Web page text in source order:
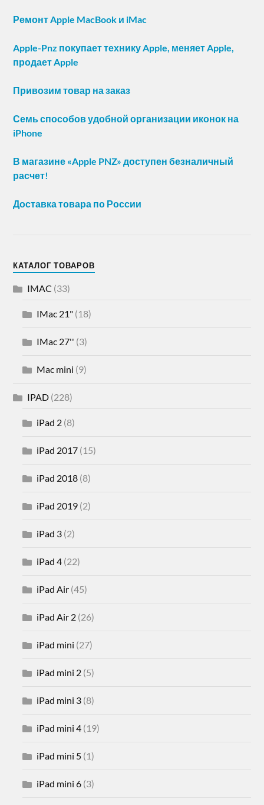
Ремонт Apple MacBook и iMac
Apple-Pnz покупает технику Apple, меняет Apple,
продает Apple
Привозим товар на заказ
Семь способов удобной организации иконок на
iPhone
В магазине «Apple PNZ» доступен безналичный
расчет!
Доставка товара по России
КАТАЛОГ ТОВАРОВ
IMAC (33)
IMac 21" (18)
IMac 27'' (3)
Mac mini (9)
IPAD (228)
iPad 2 (8)
iPad 2017 (15)
iPad 2018 (8)
iPad 2019 (2)
iPad 3 (2)
iPad 4 (22)
iPad Air (45)
iPad Air 2 (26)
iPad mini (27)
iPad mini 2 (5)
iPad mini 3 (8)
iPad mini 4 (19)
iPad mini 5 (1)
iPad mini 6 (3)